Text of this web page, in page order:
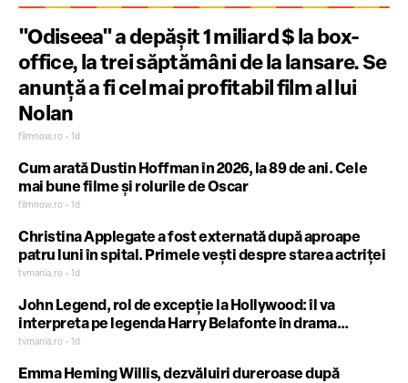
"Odiseea" a depășit 1 miliard $ la box-
office, la trei săptămâni de la lansare. Se
anunță a fi cel mai profitabil film al lui
Nolan
filmnow.ro • 1d
Cum arată Dustin Hoffman în 2026, la 89 de ani. Cele
mai bune filme și rolurile de Oscar
filmnow.ro • 1d
Christina Applegate a fost externată după aproape
patru luni în spital. Primele vești despre starea actriței
tvmania.ro • 1d
John Legend, rol de excepție la Hollywood: îl va
interpreta pe legenda Harry Belafonte în drama
istorică „The Road Home”
tvmania.ro • 1d
Emma Heming Willis, dezvăluiri dureroase după